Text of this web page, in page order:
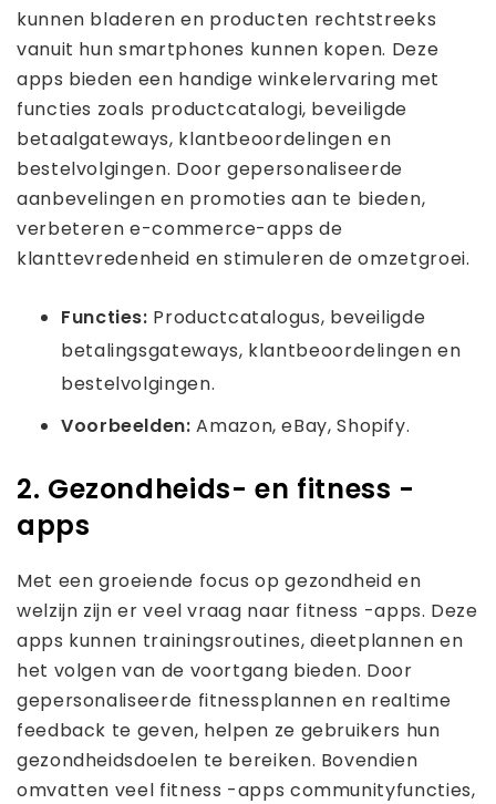
kunnen bladeren en producten rechtstreeks
vanuit hun smartphones kunnen kopen. Deze
apps bieden een handige winkelervaring met
functies zoals productcatalogi, beveiligde
betaalgateways, klantbeoordelingen en
bestelvolgingen. Door gepersonaliseerde
aanbevelingen en promoties aan te bieden,
verbeteren e-commerce-apps de
klanttevredenheid en stimuleren de omzetgroei.
Functies: Productcatalogus, beveiligde
betalingsgateways, klantbeoordelingen en
bestelvolgingen.
Voorbeelden:Amazon, eBay, Shopify.
2. Gezondheids- en fitness -
apps
Met een groeiende focus op gezondheid en
welzijn zijn er veel vraag naar fitness -apps. Deze
apps kunnen trainingsroutines, dieetplannen en
het volgen van de voortgang bieden. Door
gepersonaliseerde fitnessplannen en realtime
feedback te geven, helpen ze gebruikers hun
gezondheidsdoelen te bereiken. Bovendien
omvatten veel fitness -apps communityfuncties,